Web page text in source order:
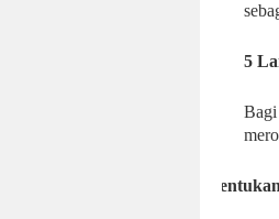
5
Bagi